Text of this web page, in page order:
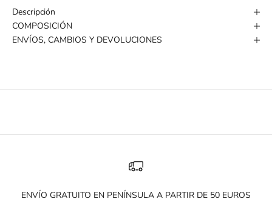
Descripción
COMPOSICIÓN
ENVÍOS, CAMBIOS Y DEVOLUCIONES
ENVÍO GRATUITO EN PENÍNSULA A PARTIR DE 50 EUROS